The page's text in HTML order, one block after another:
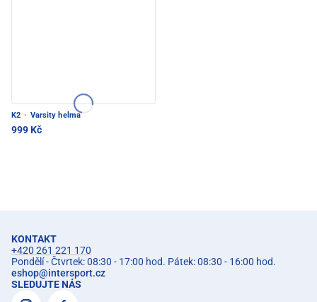
K2 · Varsity helma
999 Kč
KONTAKT
+420 261 221 170
Pondělí - Čtvrtek: 08:30 - 17:00 hod. Pátek: 08:30 - 16:00 hod.
eshop@intersport.cz
SLEDUJTE NÁS